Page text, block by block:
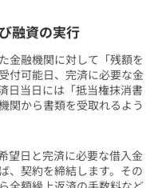
融資の実行
金融機関に対して「残額を
付可能日、完済に必要な金
日当日には「抵当権抹消書
関から書類を受取れるよう
望日と完済に必要な借入金
、契約を締結します。その